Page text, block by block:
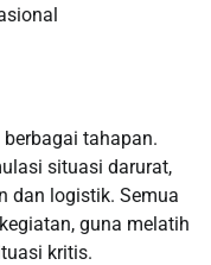
tahapan.
situasi darurat,
dan logistik. Semua
guna melatih
kritis.